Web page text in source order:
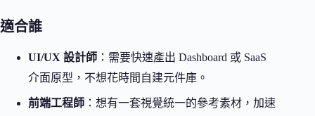
適合誰
UI/UX 設計師 ：需要快速產出 Dashboard 或 SaaS
介面原型，不想花時間自建元件庫。
前端工程師 ：想有一套視覺統一的參考素材，加速